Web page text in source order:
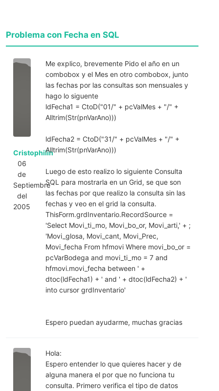
Problema con Fecha en SQL
Cristophilin
06
de
Septiembre
del
2005
Me explico, brevemente Pido el año en un
combobox y el Mes en otro combobox, junto
las fechas por las consultas son mensuales y
hago lo siguente
ldFecha1 = CtoD("01/" + pcValMes + "/" +
Alltrim(Str(pnVarAno)))
ldFecha2 = CtoD("31/" + pcValMes + "/" +
Alltrim(Str(pnVarAno)))
Luego de esto realizo lo siguiente Consulta
SQL para mostrarla en un Grid, se que son
las fechas por que realizo la consulta sin las
fechas y veo en el grid la consulta.
ThisForm.grdInventario.RecordSource =
'Select Movi_ti_mo, Movi_bo_or, Movi_arti,' + ;
'Movi_glosa, Movi_cant, Movi_Prec,
Movi_fecha From hfmovi Where movi_bo_or =
pcVarBodega and movi_ti_mo = 7 and
hfmovi.movi_fecha between ' +
dtoc(ldFecha1) + ' and ' + dtoc(ldFecha2) + '
into cursor grdInventario'
Espero puedan ayudarme, muchas gracias
Hola:
Espero entender lo que quieres hacer y de
alguna manera el por que no funciona tu
consulta. Primero verifica el tipo de datos